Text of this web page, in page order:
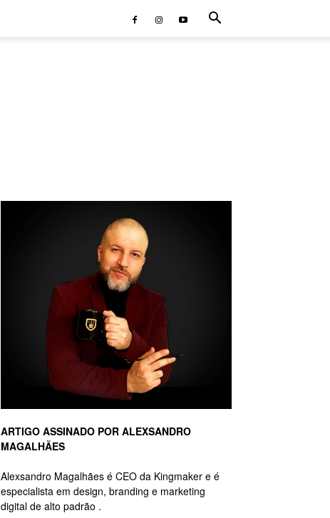
ARTIGO ASSINADO POR ALEXSANDRO
MAGALHÃES
Alexsandro Magalhães é CEO da Kingmaker e é
especialista em design, branding e marketing
digital de alto padrão .